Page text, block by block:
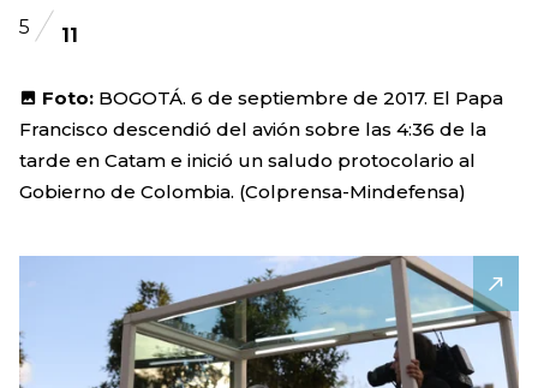
5 11
Foto: BOGOTÁ. 6 de septiembre de 2017. El Papa
Francisco descendió del avión sobre las 4:36 de la
tarde en Catam e inició un saludo protocolario al
Gobierno de Colombia. (Colprensa-Mindefensa)